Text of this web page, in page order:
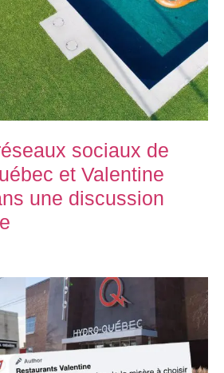
sociaux de
et Valentine
une discussion